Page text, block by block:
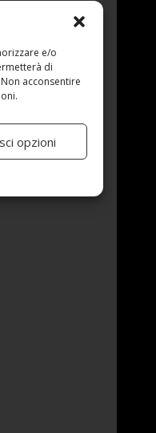
e/o
di
acconsentire
opzioni